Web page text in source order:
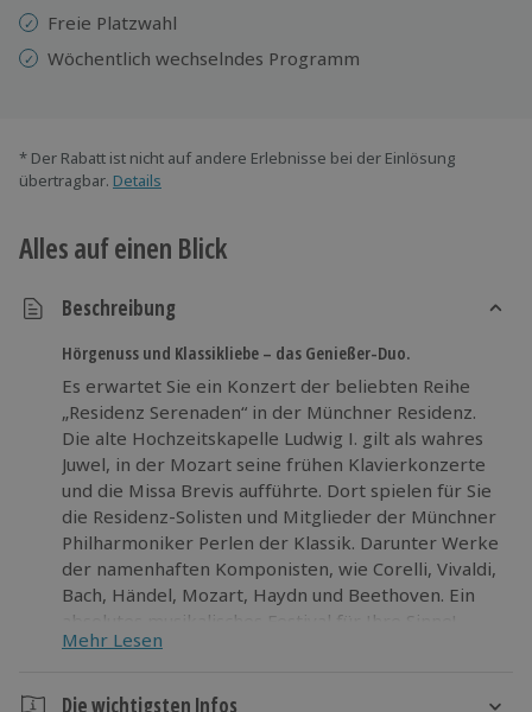
Freie Platzwahl
Wöchentlich wechselndes Programm
* Der Rabatt ist nicht auf andere Erlebnisse bei der Einlösung
übertragbar. Details
Alles auf einen Blick
Beschreibung
Hörgenuss und Klassikliebe – das Genießer-Duo.
Es erwartet Sie ein Konzert der beliebten Reihe
„Residenz Serenaden“ in der Münchner Residenz.
Die alte Hochzeitskapelle Ludwig I. gilt als wahres
Juwel, in der Mozart seine frühen Klavierkonzerte
und die Missa Brevis aufführte. Dort spielen für Sie
die Residenz-Solisten und Mitglieder der Münchner
Philharmoniker Perlen der Klassik. Darunter Werke
der namenhaften Komponisten, wie Corelli, Vivaldi,
Bach, Händel, Mozart, Haydn und Beethoven. Ein
absolutes musikalisches Festival für Ihre Sinne!
Melodien der Klassik und lassen Sie sich in die
Mehr Lesen
Die wichtigsten Infos